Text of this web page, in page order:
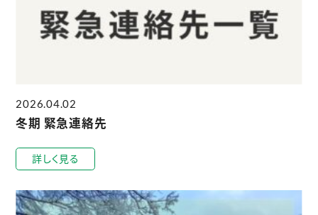
2026.04.02
冬期 緊急連絡先
詳しく見る